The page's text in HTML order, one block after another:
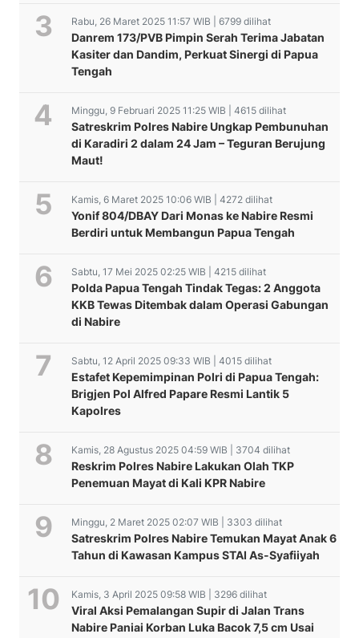
Rabu, 26 Maret 2025 11:57 WIB | 6799 dilihat
Danrem 173/PVB Pimpin Serah Terima Jabatan
Kasiter dan Dandim, Perkuat Sinergi di Papua
Tengah
Minggu, 9 Februari 2025 11:25 WIB | 4615 dilihat
Satreskrim Polres Nabire Ungkap Pembunuhan
di Karadiri 2 dalam 24 Jam – Teguran Berujung
Maut!
Kamis, 6 Maret 2025 10:06 WIB | 4272 dilihat
Yonif 804/DBAY Dari Monas ke Nabire Resmi
Berdiri untuk Membangun Papua Tengah
Sabtu, 17 Mei 2025 02:25 WIB | 4215 dilihat
Polda Papua Tengah Tindak Tegas: 2 Anggota
KKB Tewas Ditembak dalam Operasi Gabungan
di Nabire
Sabtu, 12 April 2025 09:33 WIB | 4015 dilihat
Estafet Kepemimpinan Polri di Papua Tengah:
Brigjen Pol Alfred Papare Resmi Lantik 5
Kapolres
Kamis, 28 Agustus 2025 04:59 WIB | 3704 dilihat
Reskrim Polres Nabire Lakukan Olah TKP
Penemuan Mayat di Kali KPR Nabire
Minggu, 2 Maret 2025 02:07 WIB | 3303 dilihat
Satreskrim Polres Nabire Temukan Mayat Anak 6
Tahun di Kawasan Kampus STAI As-Syafiiyah
Kamis, 3 April 2025 09:58 WIB | 3296 dilihat
Viral Aksi Pemalangan Supir di Jalan Trans
Nabire Paniai Korban Luka Bacok 7,5 cm Usai
JENAZAH KORBAN
PEMBUNUHAN OLEH KKB
Persekutuan Kristen Antar